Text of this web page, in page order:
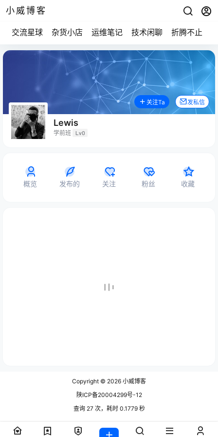
小威博客
交流星球 杂货小店 运维笔记 技术闲聊 折腾不止
Lewis
学前班 Lv0
关注Ta 发私信
概览 发布的 关注 粉丝 收藏
Copyright © 2026 小威博客
陕ICP备20004299号-12
查询 27 次，耗时 0.1779 秒